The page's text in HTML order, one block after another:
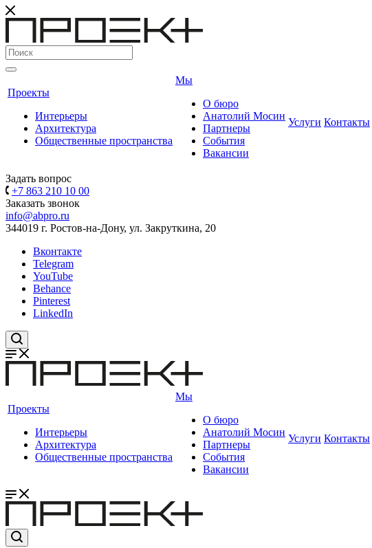
Проекты
Интерьеры
Архитектура
Общественные пространства
Мы
О бюро
Анатолий Мосин
Партнеры
События
Вакансии
Услуги Контакты
Задать вопрос
+7 863 210 10 00
Заказать звонок
info@abpro.ru
344019 г. Ростов-на-Дону, ул. Закруткина, 20
Вконтакте
Telegram
YouTube
Behance
Pinterest
LinkedIn
Проекты
Интерьеры
Архитектура
Общественные пространства
Мы
О бюро
Анатолий Мосин
Партнеры
События
Вакансии
Услуги Контакты